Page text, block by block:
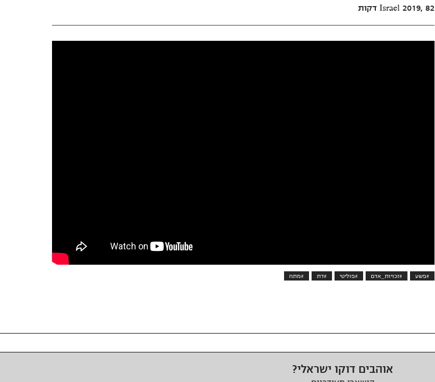
Israel 2019, 82 דקות
#פשע #זכויות_אדם #פוליטי #דת #מתח
אוהבים דוקו ישראלי?